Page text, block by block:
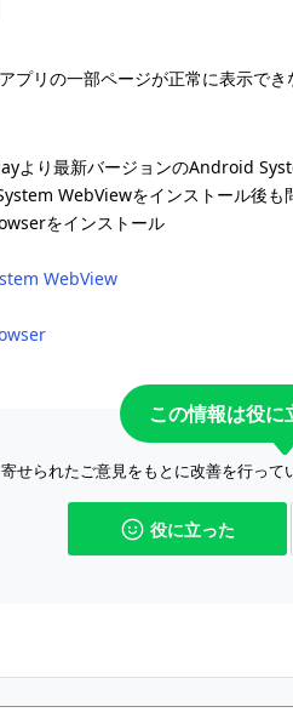
プリの一部ページが正常に表示でき
より最新バージョンのAndroid
WebViewをインストール後も
をインストール
WebView
この情報は役に
寄せられたご意見をもとに改善を行って
役に立った